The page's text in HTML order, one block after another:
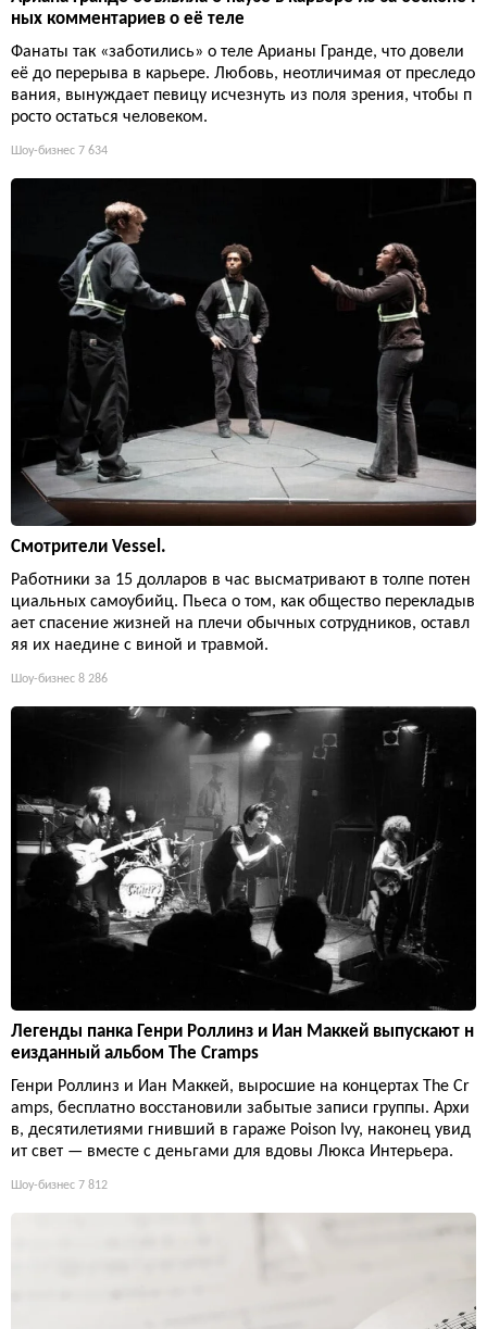
ных комментариев о её теле
Фанаты так «заботились» о теле Арианы Гранде, что довели
её до перерыва в карьере. Любовь, неотличимая от преследо
вания, вынуждает певицу исчезнуть из поля зрения, чтобы п
росто остаться человеком.
Шоу-бизнес 7 634
Смотрители Vessel.
Работники за 15 долларов в час высматривают в толпе потен
циальных самоубийц. Пьеса о том, как общество перекладыв
ает спасение жизней на плечи обычных сотрудников, оставл
яя их наедине с виной и травмой.
Шоу-бизнес 8 286
Легенды панка Генри Роллинз и Иан Маккей выпускают н
еизданный альбом The Cramps
Генри Роллинз и Иан Маккей, выросшие на концертах The Cr
amps, бесплатно восстановили забытые записи группы. Архи
в, десятилетиями гнивший в гараже Poison Ivy, наконец увид
ит свет — вместе с деньгами для вдовы Люкса Интерьера.
Шоу-бизнес 7 812